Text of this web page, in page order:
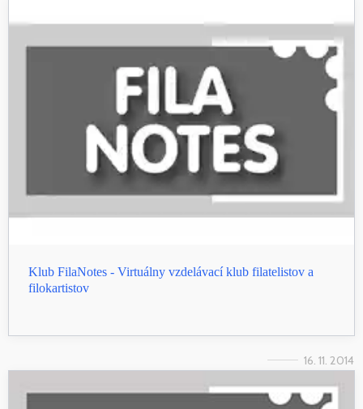
Klub FilaNotes - Virtuálny vzdelávací klub filatelistov a
filokartistov
16. 11. 2014